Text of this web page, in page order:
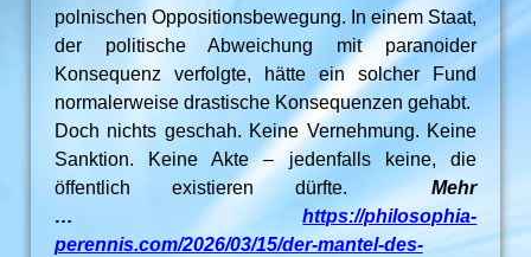
polnischen Oppositionsbewegung. In einem Staat,
der politische Abweichung mit paranoider
Konsequenz verfolgte, hätte ein solcher Fund
normalerweise drastische Konsequenzen gehabt.
Doch nichts geschah. Keine Vernehmung. Keine
Sanktion. Keine Akte – jedenfalls keine, die
öffentlich existieren dürfte.Mehr
…https://philosophia-
perennis.com/2026/03/15/der-mantel-des-